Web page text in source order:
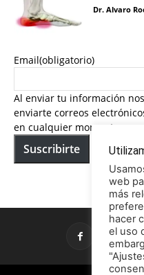
Dr. Alvaro
Email(obligatorio)
Al enviar tu información
enviarte correos
en cualquier momento.
Suscribirte
web
más
hacer
el uso